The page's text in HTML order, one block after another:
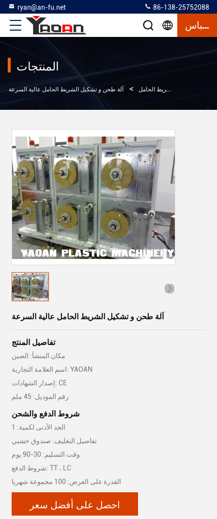
ryan@an-fu.net 86-138-25752088
إقتباس
المنتجات
آلة صناعة الشريط الحامل > آلة طحن و تشكيل الشريط الحامل عالية السرعة
آلة طحن و تشكيل الشريط الحامل عالية السرعة
تفاصيل المنتج
مكان المنشأ: الصين
اسم العلامة التجارية: YAOAN
إصدار الشهادات: CE
رقم الموديل: 45 ملم
شروط الدفع والشحن
الحد الأدنى لكمية: 1
تفاصيل التغليف: صندوق خشبي
وقت التسليم: 30-90 يوم
شروط الدفع: TT ، LC
القدرة على العرض: 100 مجموعة شهريا
احصل على أفضل سعر